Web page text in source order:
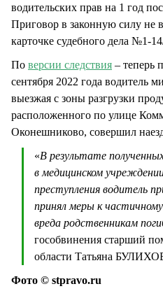
водительских прав на 1 год
Приговор в законную силу не
карточке судебного дела №1-
По версии следствия – теперь
сентября 2022 года водитель
выезжая с зоны разгрузки
расположенного по улице
Оконешниково, совершил
«В результате
в медицинском
преступления водитель
принял меры к
вреда родственникам
гособвинения старший
области Татьяна
Фото © stpravo.ru